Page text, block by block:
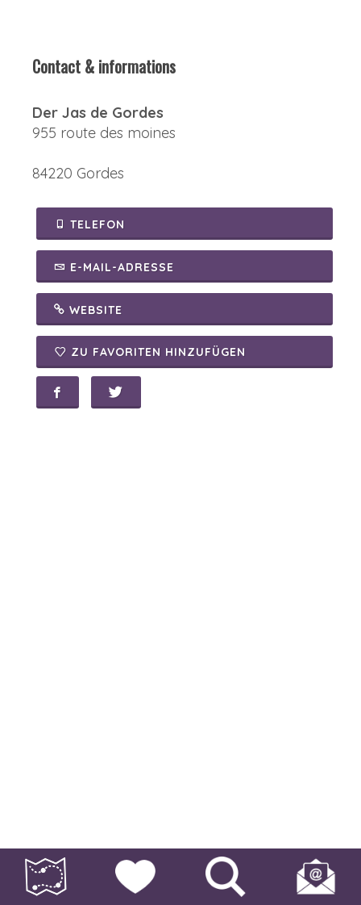
Contact & informations
Der Jas de Gordes
955 route des moines
84220 Gordes
TELEFON
E-MAIL-ADRESSE
WEBSITE
ZU FAVORITEN HINZUFÜGEN